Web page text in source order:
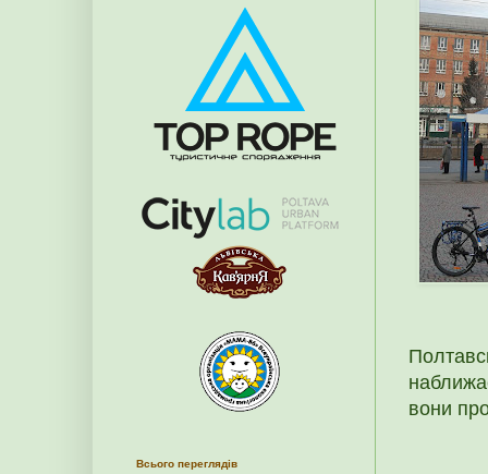
вони
Всього переглядів